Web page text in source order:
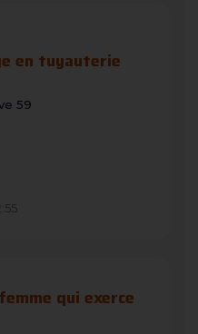
en tuyauterie
59
qui exerce